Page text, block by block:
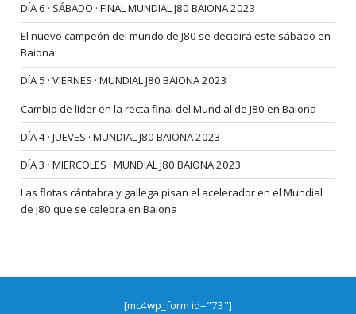
DÍA 6 · SÁBADO · FINAL MUNDIAL J80 BAIONA 2023
El nuevo campeón del mundo de J80 se decidirá este sábado en
Baiona
DÍA 5 · VIERNES · MUNDIAL J80 BAIONA 2023
Cambio de líder en la recta final del Mundial de J80 en Baiona
DÍA 4 · JUEVES · MUNDIAL J80 BAIONA 2023
DÍA 3 · MIERCOLES · MUNDIAL J80 BAIONA 2023
Las flotas cántabra y gallega pisan el acelerador en el Mundial
de J80 que se celebra en Baiona
[mc4wp_form id="73"]